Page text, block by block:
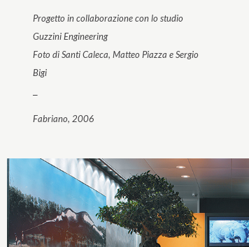
Progetto in collaborazione con lo studio
Guzzini Engineering
Foto di Santi Caleca, Matteo Piazza e Sergio
Bigi
Fabriano, 2006